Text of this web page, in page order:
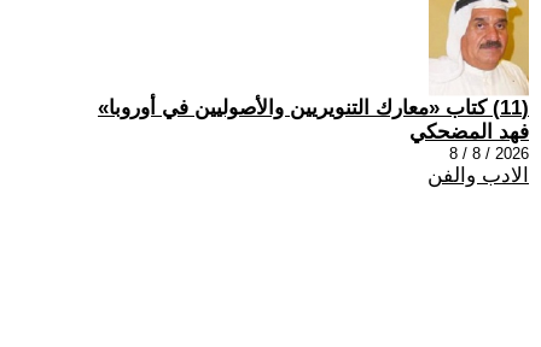
(11) كتاب «معارك التنويريين والأصوليين في أوروبا»
فهد المضحكي
2026 / 8 / 8
الادب والفن